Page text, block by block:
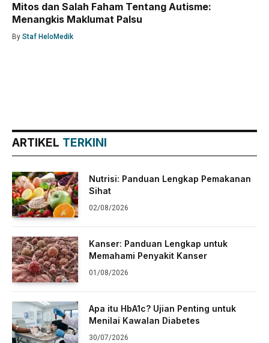
Mitos dan Salah Faham Tentang Autisme:
Menangkis Maklumat Palsu
By Staf HeloMedik
ARTIKEL TERKINI
Nutrisi: Panduan Lengkap Pemakanan
Sihat
02/08/2026
Kanser: Panduan Lengkap untuk
Memahami Penyakit Kanser
01/08/2026
Apa itu HbA1c? Ujian Penting untuk
Menilai Kawalan Diabetes
30/07/2026